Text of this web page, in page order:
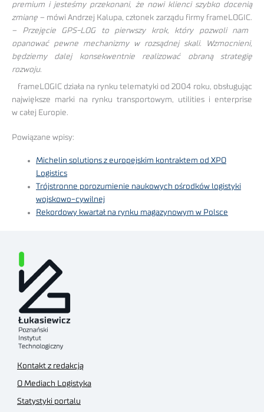
premium i jesteśmy przekonani, że nowi klienci szybko docenią
zmianę – mówi Andrzej Kalupa, członek zarządu firmy frameLOGIC.
– Przejęcie GPS-LOG to pierwszy krok, który pozwoli nam
opanować pewne mechanizmy w rozsądnej skali. Wzmocnieni,
będziemy dalej konsekwentnie realizować obraną strategię
rozwoju.
frameLOGIC działa na rynku telematyki od 2004 roku, obsługując
największe marki na rynku transportowym, utilities i enterprise
w całej Europie.
Powiązane wpisy:
Michelin solutions z europejskim kontraktem od XPO
Logistics
Trójstronne porozumienie naukowych ośrodków logistyki
wojskowo-cywilnej
Rekordowy kwartał na rynku magazynowym w Polsce
Kontakt z redakcją
O Mediach Logistyka
Statystyki portalu